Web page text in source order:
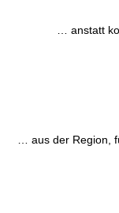
… anstatt
… aus der Region,